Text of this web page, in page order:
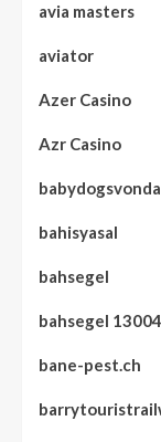
avia masters
aviator
Azer Casino
Azr Casino
bahisyasal
bahsegel
bahsegel 13004
bane-pest.ch